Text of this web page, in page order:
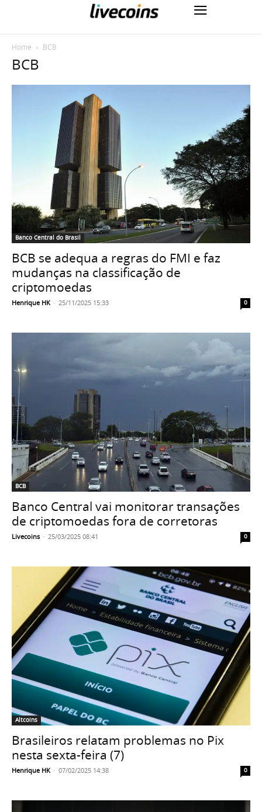
Home BCB
BCB
Banco Central do Brasil
BCB se adequa a regras do FMI e faz
mudanças na classificação de
criptomoedas
Henrique HK - 25/11/2025 15:33 0
BCB
Banco Central vai monitorar transações
de criptomoedas fora de corretoras
Livecoins - 25/03/2025 08:41 0
Altcoins
Brasileiros relatam problemas no Pix
nesta sexta-feira (7)
Henrique HK - 07/02/2025 14:38 0